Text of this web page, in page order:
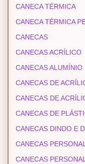
CANECA TÉRMICA
CANECA TÉRMICA
CANECAS
CANECAS ACRÍLICO
CANECAS ALUMÍNIO
CANECAS DE
CANECAS DE
CANECAS DE
CANECAS DINDO E
CANECAS
CANECAS